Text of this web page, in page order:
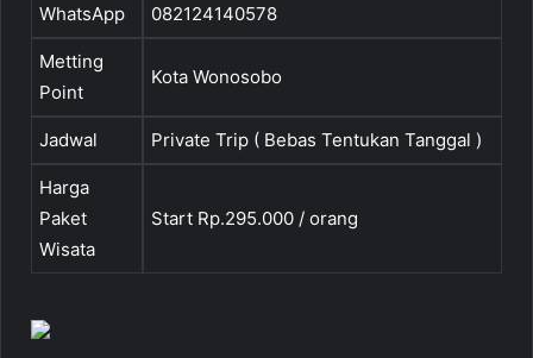
WhatsApp 082124140578
Metting
Point
Kota Wonosobo
Jadwal Private Trip ( Bebas Tentukan Tanggal )
Harga
Paket
Wisata
Start Rp.295.000 / orang